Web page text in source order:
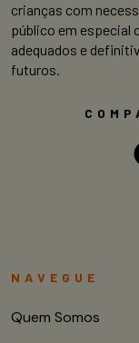
crianças com
público em especial
adequados e
futuros.
NAVEGUE
Quem Somos